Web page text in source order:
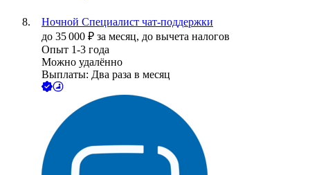
Ночной Специалист чат-поддержки
до 35 000 ₽ за месяц, до вычета налогов
Опыт 1-3 года
Можно удалённо
Выплаты: Два раза в месяц